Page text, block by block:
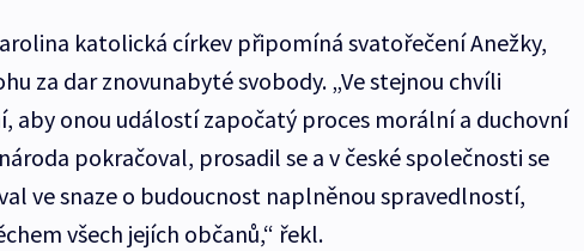
katolická církev připomíná svatořečení Anežky,
za dar znovunabyté svobody. „Ve stejnou chvíli
aby onou událostí započatý proces morální a duchovní
pokračoval, prosadil se a v české společnosti se
ve snaze o budoucnost naplněnou spravedlností,
všech jejích občanů,“ řekl.